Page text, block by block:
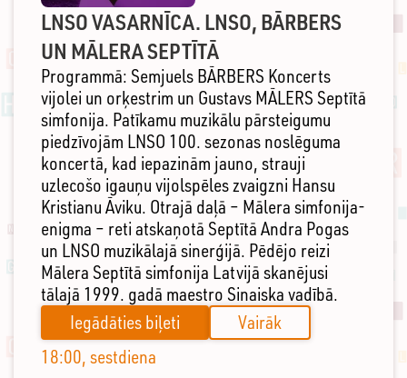
LNSO VASARNĪCA. LNSO, BĀRBERS
UN MĀLERA SEPTĪTĀ
Programmā: Semjuels BĀRBERS Koncerts
vijolei un orķestrim un Gustavs MĀLERS Septītā
simfonija. Patīkamu muzikālu pārsteigumu
piedzīvojām LNSO 100. sezonas noslēguma
koncertā, kad iepazinām jauno, strauji
uzlecošo igauņu vijolspēles zvaigzni Hansu
Kristianu Āviku. Otrajā daļā – Mālera simfonija-
enigma – reti atskaņotā Septītā Andra Pogas
un LNSO muzikālajā sinerģijā. Pēdējo reizi
Mālera Septītā simfonija Latvijā skanējusi
tālajā 1999. gadā maestro Sinaiska vadībā.
Iegādāties biļeti
Vairāk
18:00, sestdiena